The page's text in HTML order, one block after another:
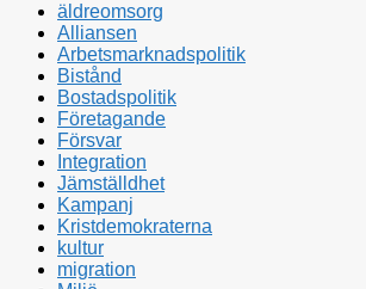
äldreomsorg
Alliansen
Arbetsmarknadspolitik
Bistånd
Bostadspolitik
Företagande
Försvar
Integration
Jämställdhet
Kampanj
Kristdemokraterna
kultur
migration